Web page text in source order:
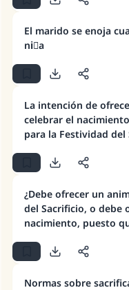
El marido se enoja
niٌa
La intención de
celebrar el
para la Festividad del
¿Debe ofrecer un
del Sacrificio, o debe
nacimiento, puesto
Normas sobre
Desde la Q
bien obtendrá